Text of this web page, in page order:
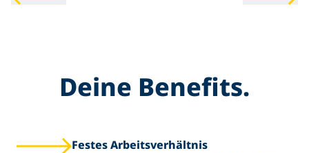
Deine Benefits.
Festes Arbeitsverhältnis